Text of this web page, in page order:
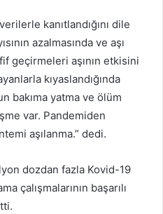
kanıtlandığını dile
azalmasında ve aşı
geçirmeleri aşının etkisini
kıyaslandığında
bakıma yatma ve ölüm
var. Pandemiden
aşılanma.” dedi.
dozdan fazla Kovid-19
çalışmalarının başarılı